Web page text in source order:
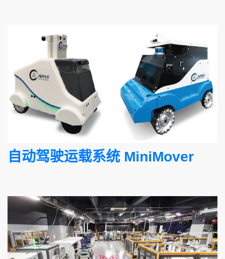
自动驾驶运载系统 MiniMover